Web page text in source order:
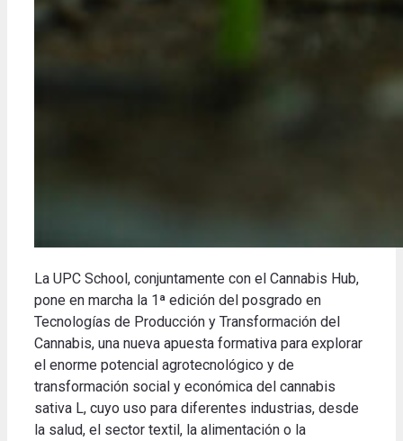
La UPC School, conjuntamente con el Cannabis Hub,
pone en marcha la 1ª edición del posgrado en
Tecnologías de Producción y Transformación del
Cannabis, una nueva apuesta formativa para explorar
el enorme potencial agrotecnológico y de
transformación social y económica del cannabis
sativa L, cuyo uso para diferentes industrias, desde
la salud, el sector textil, la alimentación o la